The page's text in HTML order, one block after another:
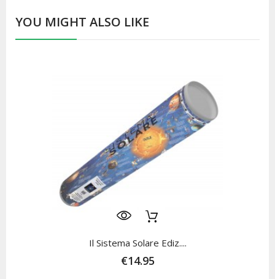
YOU MIGHT ALSO LIKE
Il Sistema Solare Ediz....
€14.95